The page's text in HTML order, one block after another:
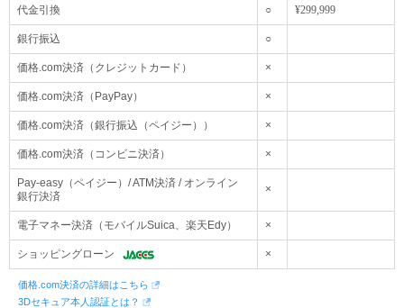
代金引換 ○ ¥299,999
銀行振込 ○
価格.com決済（クレジットカード） ×
価格.com決済（PayPay） ×
価格.com決済（銀行振込（ペイジー）） ×
価格.com決済（コンビニ決済） ×
Pay-easy（ペイジー）/ ATM決済 / オンライン
銀行決済
×
電子マネー決済（モバイルSuica、楽天Edy） ×
ショッピングローン ×
価格.com決済の詳細はこちら
3Dセキュア本人認証とは？